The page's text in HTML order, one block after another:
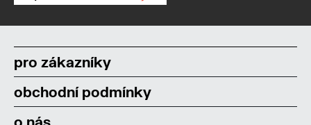
pro zákazníky
obchodní podmínky
o nás